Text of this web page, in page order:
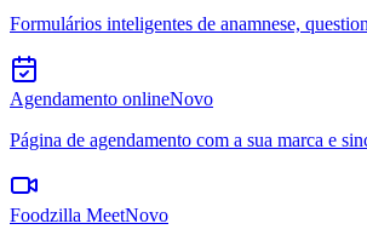
Formulários inteligentes de anamnese,
Agendamento onlineNovo
Página de agendamento com a sua marca e
Foodzilla MeetNovo